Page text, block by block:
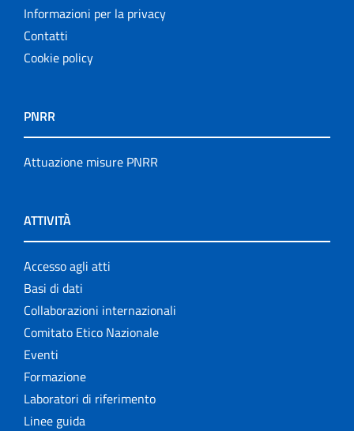
Informazioni per la privacy
Contatti
Cookie policy
PNRR
Attuazione misure PNRR
ATTIVITÀ
Accesso agli atti
Basi di dati
Collaborazioni internazionali
Comitato Etico Nazionale
Eventi
Formazione
Laboratori di riferimento
Linee guida